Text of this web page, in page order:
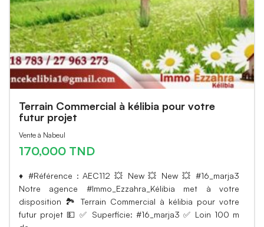
Terrain Commercial à kélibia pour votre
futur projet
Vente à Nabeul
170,000 TND
♦️ #Référence : AEC112 💥 New 💥 New 💥 #16_marja3
Notre agence #Immo_Ezzahra_Kélibia met à votre
disposition 🏞 Terrain Commercial à kélibia pour votre
futur projet 💵 ✅ Superficie: #16_marja3 ✅ Loin 100 m